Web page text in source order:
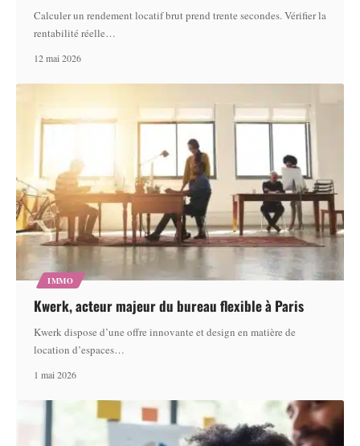
Calculer un rendement locatif brut prend trente secondes. Vérifier la
rentabilité réelle…
12 mai 2026
IMMO
Kwerk, acteur majeur du bureau flexible à Paris
Kwerk dispose d’une offre innovante et design en matière de
location d’espaces…
1 mai 2026